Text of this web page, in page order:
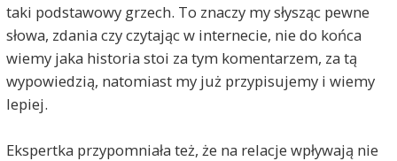
taki podstawowy grzech. To znaczy my słysząc pewne
słowa, zdania czy czytając w internecie, nie do końca
wiemy jaka historia stoi za tym komentarzem, za tą
wypowiedzią, natomiast my już przypisujemy i wiemy
lepiej.
Ekspertka przypomniała też, że na relacje wpływają nie